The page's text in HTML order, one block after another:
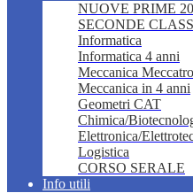
NUOVE PRIME
SECONDE
Informatica
Informatica 4 anni
Meccanica
Meccanica in 4 anni
Geometri CAT
Chimica/
Elettronica/
Logistica
CORSO SERALE
Info utili